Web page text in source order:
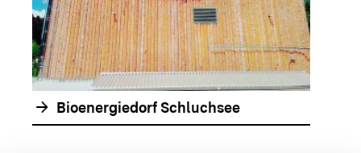
arrow_forward Bioenergiedorf Schluchsee